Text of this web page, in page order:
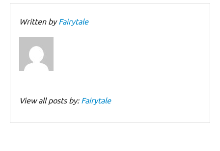
Written byFairytale
View all posts by: Fairytale